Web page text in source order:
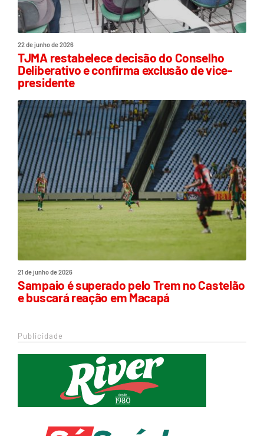
22 de junho de 2026
TJMA restabelece decisão do Conselho
Deliberativo e confirma exclusão de vice-
presidente
21 de junho de 2026
Sampaio é superado pelo Trem no Castelão
e buscará reação em Macapá
Publicidade